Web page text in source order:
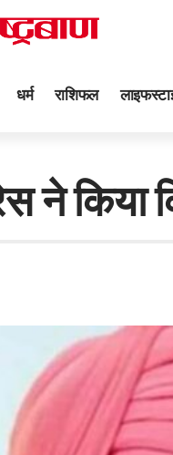
धर्म राशिफल
किया